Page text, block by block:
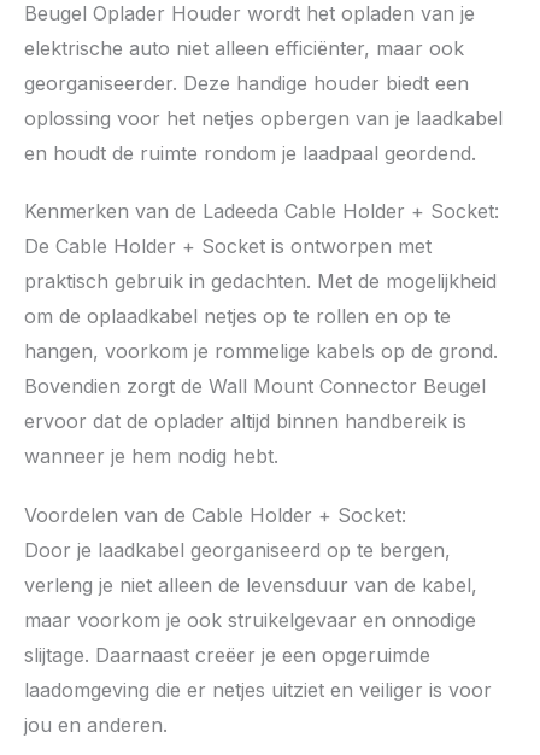
Beugel Oplader Houder wordt het opladen van je
elektrische auto niet alleen efficiënter, maar ook
georganiseerder. Deze handige houder biedt een
oplossing voor het netjes opbergen van je laadkabel
en houdt de ruimte rondom je laadpaal geordend.
Kenmerken van de Ladeeda Cable Holder + Socket:
De Cable Holder + Socket is ontworpen met
praktisch gebruik in gedachten. Met de mogelijkheid
om de oplaadkabel netjes op te rollen en op te
hangen, voorkom je rommelige kabels op de grond.
Bovendien zorgt de Wall Mount Connector Beugel
ervoor dat de oplader altijd binnen handbereik is
wanneer je hem nodig hebt.
Voordelen van de Cable Holder + Socket:
Door je laadkabel georganiseerd op te bergen,
verleng je niet alleen de levensduur van de kabel,
maar voorkom je ook struikelgevaar en onnodige
slijtage. Daarnaast creëer je een opgeruimde
laadomgeving die er netjes uitziet en veiliger is voor
jou en anderen.